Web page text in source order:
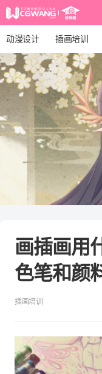
动漫设计 插画培训
影视后期 3D建模
漫画设计 绘画教程
画插画用
色笔和颜
插画培训